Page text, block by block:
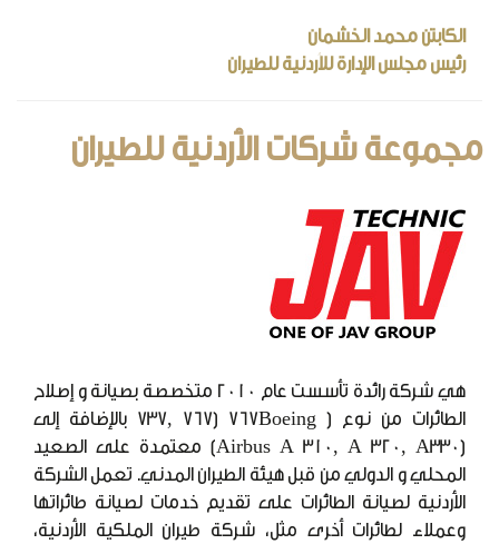
الكابتن محمد الخشمان
رئيس مجلس الإدارة للأردنية للطيران
مجموعة شركات الأردنية للطيران
هي شركة رائدة تأسست عام 2010 متخصصة بصيانة و إصلاح
الطائرات من نوع ( 767Boeing (737, 767 بالإضافة إلى
(Airbus A 310, A 320, A330) معتمدة على الصعيد
المحلي و الدولي من قبل هيئة الطيران المدني. تعمل الشركة
الأردنية لصيانة الطائرات على تقديم خدمات لصيانة طائراتها
وعملاء لطائرات أخرى مثل، شركة طيران الملكية الأردنية،